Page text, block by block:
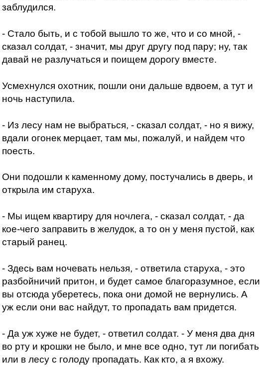
заблудился.
- Стало быть, и с тобой вышло то же, что и со мной, -
сказал солдат, - значит, мы друг другу под пару; ну, так
давай не разлучаться и поищем дорогу вместе.
Усмехнулся охотник, пошли они дальше вдвоем, а тут и
ночь наступила.
- Из лесу нам не выбраться, - сказал солдат, - но я вижу,
вдали огонек мерцает, там мы, пожалуй, и найдем что
поесть.
Они подошли к каменному дому, постучались в дверь, и
открыла им старуха.
- Мы ищем квартиру для ночлега, - сказал солдат, - да
кое-чего заправить в желудок, а то он у меня пустой, как
старый ранец.
- Здесь вам ночевать нельзя, - ответила старуха, - это
разбойничий притон, и будет самое благоразумное, если
вы отсюда уберетесь, пока они домой не вернулись. А
уж если они вас найдут, то пропадать вам придется.
- Да уж хуже не будет, - ответил солдат. - У меня два дня
во рту и крошки не было, и мне все одно, тут ли погибать
или в лесу с голоду пропадать. Как кто, а я вхожу.